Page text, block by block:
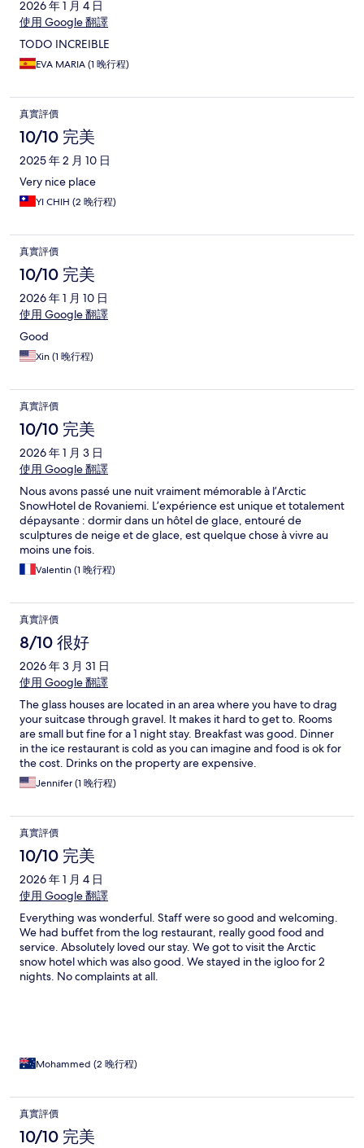
2026 年 1 月 4 日
使用 Google 翻譯
TODO INCREIBLE
EVA MARIA (1 晚行程)
真實評價
10/10 完美
2025 年 2 月 10 日
Very nice place
YI CHIH (2 晚行程)
真實評價
10/10 完美
2026 年 1 月 10 日
使用 Google 翻譯
Good
Xin (1 晚行程)
真實評價
10/10 完美
2026 年 1 月 3 日
使用 Google 翻譯
Nous avons passé une nuit vraiment mémorable à l’Arctic
SnowHotel de Rovaniemi. L’expérience est unique et totalement
dépaysante : dormir dans un hôtel de glace, entouré de
sculptures de neige et de glace, est quelque chose à vivre au
moins une fois.
Valentin (1 晚行程)
真實評價
8/10 很好
2026 年 3 月 31 日
使用 Google 翻譯
The glass houses are located in an area where you have to drag
your suitcase through gravel. It makes it hard to get to. Rooms
are small but fine for a 1 night stay. Breakfast was good. Dinner
in the ice restaurant is cold as you can imagine and food is ok for
the cost. Drinks on the property are expensive.
Jennifer (1 晚行程)
真實評價
10/10 完美
2026 年 1 月 4 日
使用 Google 翻譯
Everything was wonderful. Staff were so good and welcoming.
We had buffet from the log restaurant, really good food and
service. Absolutely loved our stay. We got to visit the Arctic
snow hotel which was also good. We stayed in the igloo for 2
nights. No complaints at all.
Mohammed (2 晚行程)
真實評價
10/10 完美